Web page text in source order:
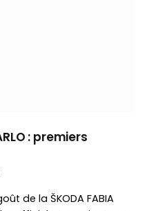
: premiers
de la ŠKODA FABIA